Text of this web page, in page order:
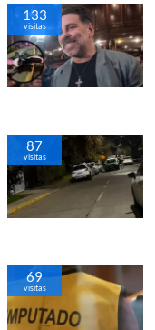
133
visitas
87
visitas
69
visitas